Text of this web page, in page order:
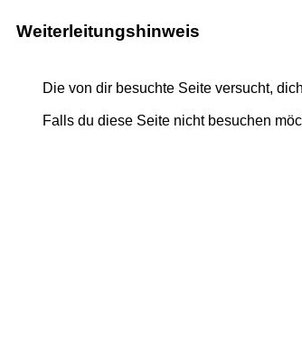
Weiterleitungshinweis
Die von dir besuchte Seite versucht,
Falls du diese Seite nicht besuchen